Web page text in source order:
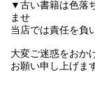
▼古い書籍は色落
ませ
当店では責任を負
大変ご迷惑をおか
お願い申し上げま